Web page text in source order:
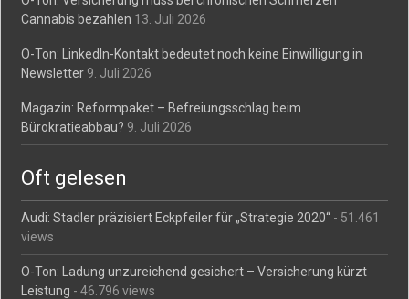
Cannabis bezahlen 13. Juli 2026
O-Ton: LinkedIn-Kontakt bedeutet noch keine Einwilligung in
Newsletter 9. Juli 2026
Magazin: Reformpaket – Befreiungsschlag beim
Bürokratieabbau? 9. Juli 2026
Oft gelesen
Audi: Stadler präzisiert Eckpfeiler für „Strategie 2020“ - 51.461
views
O-Ton: Ladung unzureichend gesichert – Versicherung kürzt
Leistung - 46.796 views